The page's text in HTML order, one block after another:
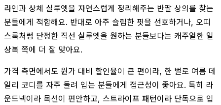
라인과 상체 실루엣을 자연스럽게 정리해주는 반팔 상의를 찾는
분들에게 적합해요. 반대로 아주 슬림한 핏을 선호하거나, 오피
스룩처럼 단정한 직선 실루엣을 원하는 분들보다는 캐주얼한 일
상복 쪽에 더 잘 맞아요.
가격 측면에서도 원가 대비 할인율이 큰 편이라, 한 벌로 여름 데
일리 코디를 자주 돌려 입는 분들에게 접근성이 좋아요. 특히 라
운드넥이라 목선이 편안하고, 스트라이프 패턴이라 단독으로 입